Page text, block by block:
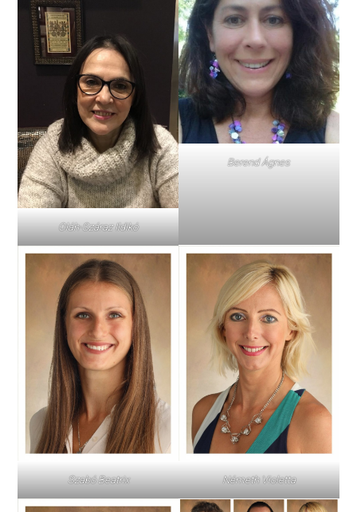
Oláh-Száraz Ildikó
Berend Ágnes
Szabó Beatrix Németh Violetta